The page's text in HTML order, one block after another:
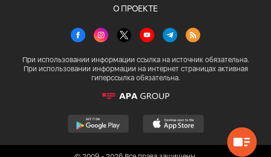
О ПРОЕКТЕ
При использовании информации ссылка на источник обязательна.
При использовании информации на интернет страницах активная
гиперссылка обязательна.